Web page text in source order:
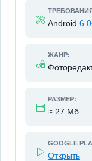
Android 6.0
ЖАНР:
РАЗМЕР:
≈ 27 Мб
GOOGLE
Открыть